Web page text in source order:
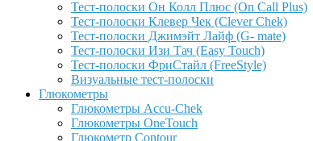
Тест-полоски Он Колл Плюс (On Call Plus)
Тест-полоски Клевер Чек (Clever Chek)
Тест-полоски Джимэйт Лайф (G- mate)
Тест-полоски Изи Тач (Easy Touch)
Тест-полоски ФриCтайл (FreeStyle)
Визуальные тест-полоски
Глюкометры
Глюкометры Accu-Сhek
Глюкометры OneTouch
Глюкометр Contour